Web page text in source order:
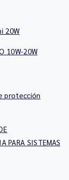
20W
10W-20W
protección
PARA SISTEMAS